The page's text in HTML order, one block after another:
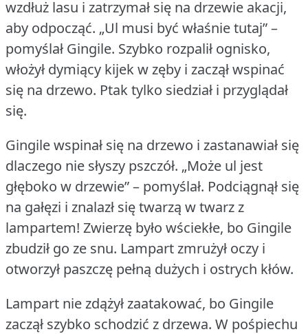
wzdłuż lasu i zatrzymał się na drzewie akacji,
aby odpocząć. „Ul musi być właśnie tutaj” –
pomyślał Gingile. Szybko rozpalił ognisko,
włożył dymiący kijek w zęby i zaczął wspinać
się na drzewo. Ptak tylko siedział i przyglądał
się.
Gingile wspinał się na drzewo i zastanawiał się
dlaczego nie słyszy pszczół. „Może ul jest
głęboko w drzewie” – pomyślał. Podciągnął się
na gałęzi i znalazł się twarzą w twarz z
lampartem! Zwierzę było wściekłe, bo Gingile
zbudził go ze snu. Lampart zmrużył oczy i
otworzył paszczę pełną dużych i ostrych kłów.
Lampart nie zdążył zaatakować, bo Gingile
zaczął szybko schodzić z drzewa. W pośpiechu